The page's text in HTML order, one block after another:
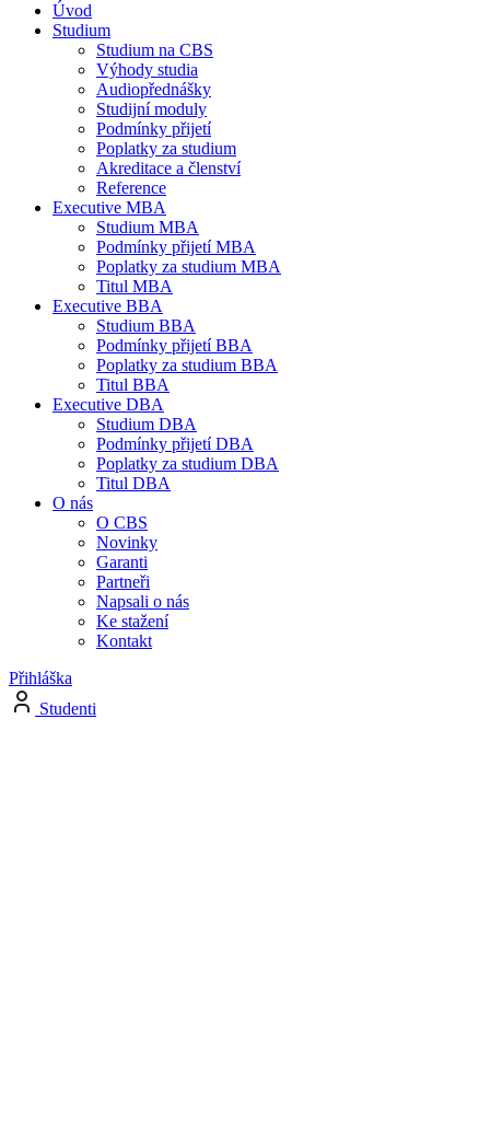
Úvod
Studium
Studium na CBS
Výhody studia
Audiopřednášky
Studijní moduly
Podmínky přijetí
Poplatky za studium
Akreditace a členství
Reference
Executive MBA
Studium MBA
Podmínky přijetí MBA
Poplatky za studium MBA
Titul MBA
Executive BBA
Studium BBA
Podmínky přijetí BBA
Poplatky za studium BBA
Titul BBA
Executive DBA
Studium DBA
Podmínky přijetí DBA
Poplatky za studium DBA
Titul DBA
O nás
O CBS
Novinky
Garanti
Partneři
Napsali o nás
Ke stažení
Kontakt
Přihláška
Studenti